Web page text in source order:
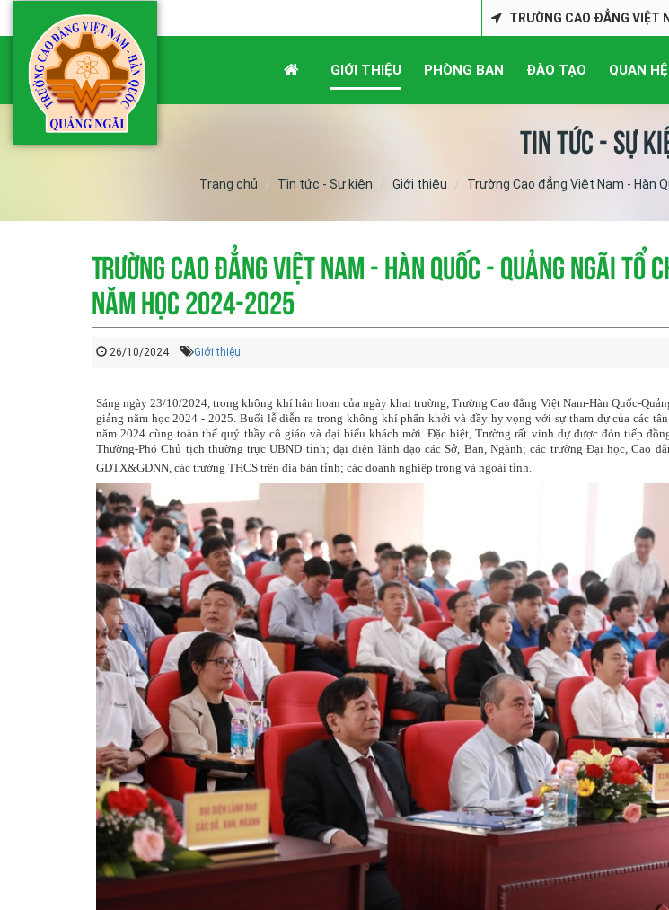
TRƯỜNG CAO ĐẲNG VIỆT
GIỚI THIỆU PHÒNG BAN ĐÀO TẠO QUAN
Tin tức - Sự
Trang chủ Tin tức - Sự kiện Giới thiệu Trường Cao đẳng Việt Nam - Hàn
Trường Cao đẳng Việt Nam - Hàn Quốc - Quảng Ngãi tổ
năm học 2024-2025
26/10/2024 Giới thiệu
Sáng ngày 23/10/2024, trong không khí hân hoan của ngày khai trường, Trường Cao đẳng Việt Nam-Hàn Quốc-
giảng năm học 2024 - 2025. Buổi lễ diễn ra trong không khí phấn khởi và đầy hy vọng với sự tham dự của các
năm 2024 cùng toàn thể quý thầy cô giáo và đại biểu khách mời. Đặc biệt, Trường rất vinh dự được đón tiếp
Thường-Phó Chủ tịch thường trực UBND tỉnh; đại diện lãnh đạo các Sở, Ban, Ngành; các trường Đại học, Cao
GDTX&GDNN, các trường THCS trên địa bàn tỉnh; các doanh nghiệp trong và ngoài tỉnh.